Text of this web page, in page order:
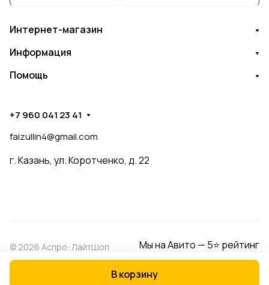
В корзину
Интернет-магазин
Информация
Помощь
+7 960 041 23 41
faizullin4@gmail.com
г. Казань, ул. Коротченко, д. 22
© 2026 Аспро: ЛайтШоп Мы на Авито — 5⭐ рейтинг
Оферта